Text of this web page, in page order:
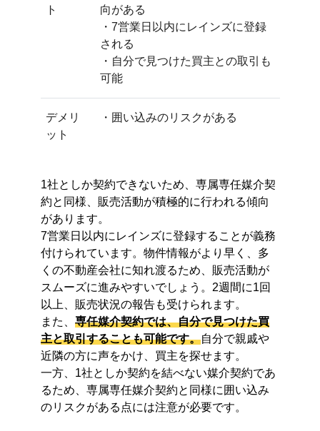
ト
向がある
・7営業日以内にレインズに登録
される
・自分で見つけた買主との取引も
可能
デメリ
ット
・囲い込みのリスクがある
1社としか契約できないため、専属専任媒介契
約と同様、販売活動が積極的に行われる傾向
があります。
7営業日以内にレインズに登録することが義務
付けられています。物件情報がより早く、多
くの不動産会社に知れ渡るため、販売活動が
スムーズに進みやすいでしょう。2週間に1回
以上、販売状況の報告も受けられます。
また、 専任媒介契約では、自分で見つけた買
主と取引することも可能です。自分で親戚や
近隣の方に声をかけ、買主を探せます。
一方、1社としか契約を結べない媒介契約であ
るため、専属専任媒介契約と同様に囲い込み
のリスクがある点には注意が必要です。